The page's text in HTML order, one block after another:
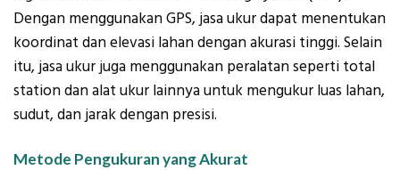
Dengan menggunakan GPS, jasa ukur dapat menentukan
koordinat dan elevasi lahan dengan akurasi tinggi. Selain
itu, jasa ukur juga menggunakan peralatan seperti total
station dan alat ukur lainnya untuk mengukur luas lahan,
sudut, dan jarak dengan presisi.
Metode Pengukuran yang Akurat